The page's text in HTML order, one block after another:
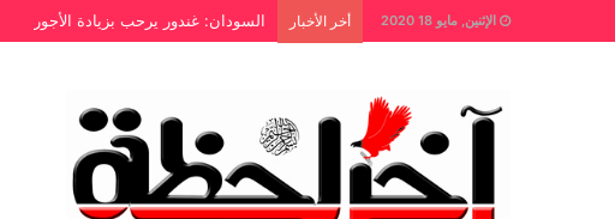
الإثنين, مايو 18 2020 أخر الأخبار السودان: غندور يرحب بزيادة الأجور